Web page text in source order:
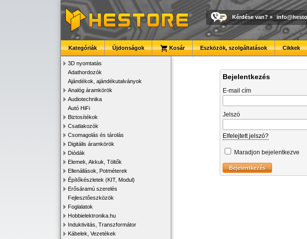
Kérdése van? »
Kategóriák Újdonságok Kosár Eszközök, szolgáltatások Cikkek
3D nyomtatás
Adathordozók
Ajándékok, ajándékutalványok
Analóg áramkörök
Audiotechnika
Autó HiFi
Biztosítékok
Csatlakozók
Csomagolás és tárolás
Digitális áramkörök
Diódák
Elemek, Akkuk, Töltők
Ellenállások, Potméterek
Építőkészletek (KIT, Modul)
Erősáramú szerelés
Fejlesztőeszközök
Foglalatok
Hobbielektronika.hu
Induktivitás, Transzformátor
Kábelek, Vezetékek
Bejelentkezés
E-mail cím
Jelszó
Elfelejtett jelszó?
Maradjon bejelentkezve